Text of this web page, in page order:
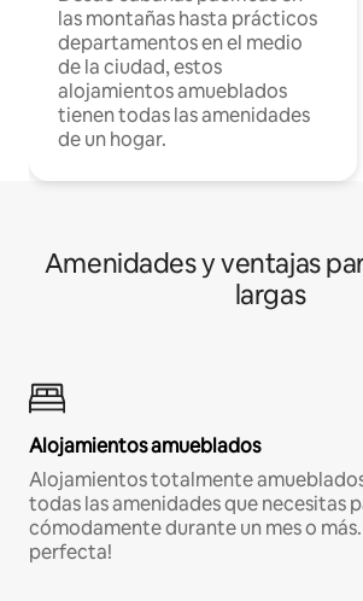
las montañas hasta prácticos
departamentos en el medio
de la ciudad, estos
alojamientos amueblados
tienen todas las amenidades
de un hogar.
Amenidades y ventajas
largas
Alojamientos amueblados
Alojamientos totalmente
todas las amenidades que necesitas
cómodamente durante un mes o más.
perfecta!